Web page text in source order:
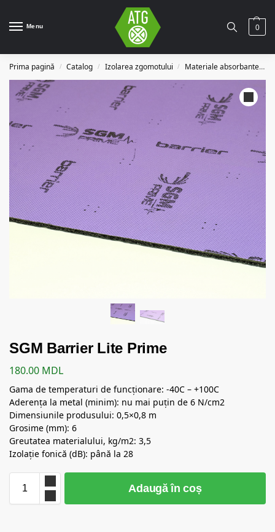
Menu 0
Prima pagină / Catalog / Izolarea zgomotului / Materiale absorbante fonice
SGM Barrier Lite Prime
180.00 MDL
Gama de temperaturi de funcționare: -40C – +100C
Aderența la metal (minim): nu mai puțin de 6 N/cm2
Dimensiunile produsului: 0,5×0,8 m
Grosime (mm): 6
Greutatea materialului, kg/m2: 3,5
Izolație fonică (dB): până la 28
Adaugă în coș